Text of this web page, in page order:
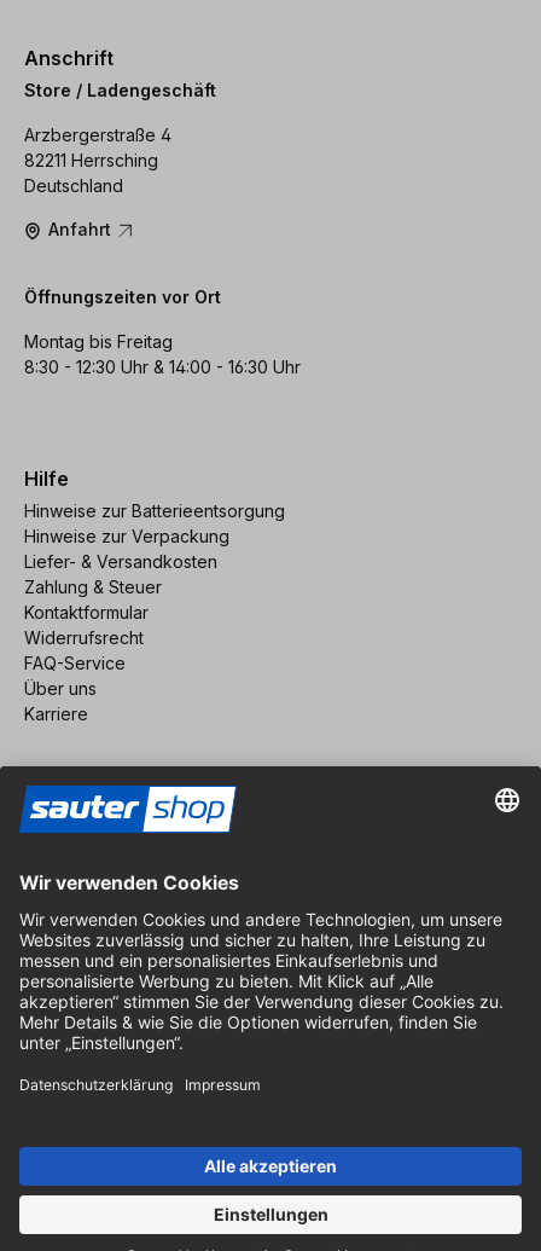
Anschrift
Store / Ladengeschäft
Arzbergerstraße 4
82211 Herrsching
Deutschland
Anfahrt
Öffnungszeiten vor Ort
Montag bis Freitag
8:30 - 12:30 Uhr & 14:00 - 16:30 Uhr
Hilfe
Hinweise zur Batterieentsorgung
Hinweise zur Verpackung
Liefer- & Versandkosten
Zahlung & Steuer
Kontaktformular
Widerrufsrecht
FAQ-Service
Über uns
Karriere
Impressum
AGB
Datenschutz
Cookie-Einstellungen
© 2026 sauter GmbH
* kostenloser Versand ab 150 Euro Bestellwert innerhalb
Deutschlands für die Standard-Paketgrößen - ausgenommen
Sperrgut und Fracht
In Abh. des Lieferlandes kann die MwSt. an der Kasse variieren.